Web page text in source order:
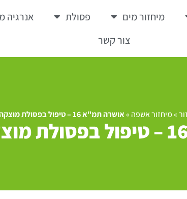
מיחזור מים פסולת
צור קשר
»מיחזור אשפה »אושרה תמ"א 16 – טיפול בפסולת מוצקה ומיחזורה